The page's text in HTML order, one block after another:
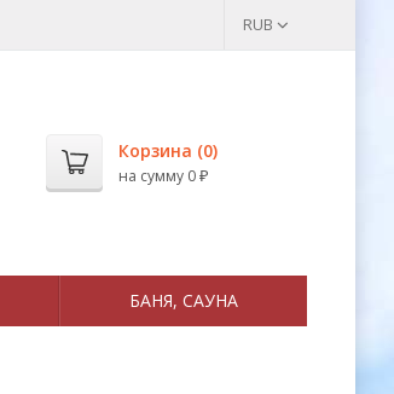
RUB
Корзина (0)
на сумму 0 ₽
БАНЯ, САУНА